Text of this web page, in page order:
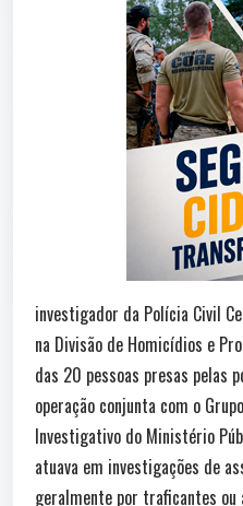
investigador da Polícia Civil
na Divisão de Homicídios e
das 20 pessoas presas pelas
operação conjunta com o
Investigativo do Ministério
atuava em investigações de
geralmente por traficantes